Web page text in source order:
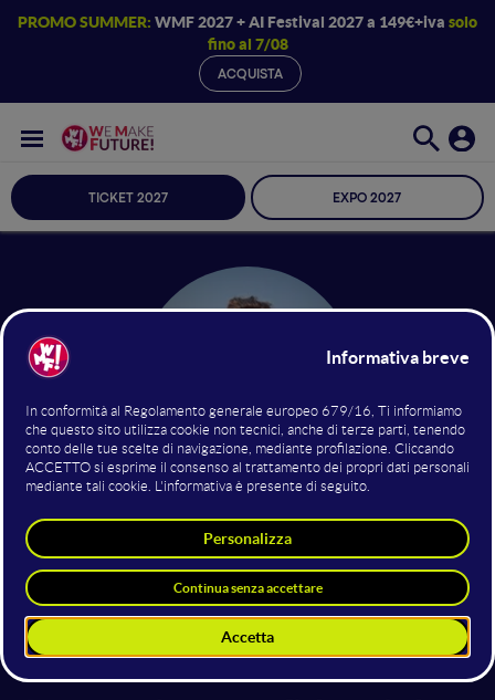
PROMO SUMMER: WMF 2027 + AI Festival 2027 a 149€+iva solo
fino al 7/08
ACQUISTA
TICKET 2027 EXPO 2027
Sales and Operations Manager
Next G Cloud
4 giugno 202515:30 - 15:50
Future of Entrepreneurship